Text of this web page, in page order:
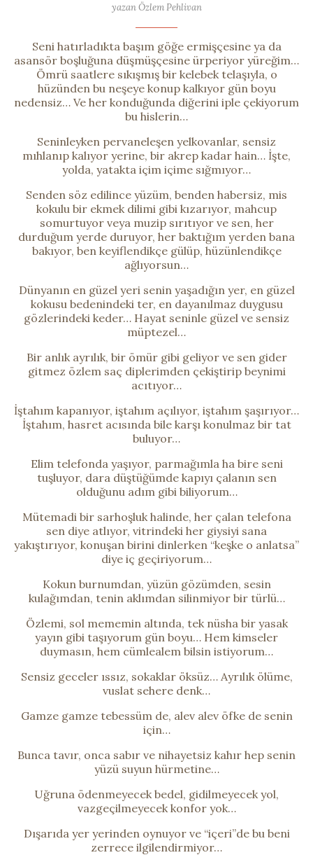
yazan Özlem Pehlivan
Seni hatırladıkta başım göğe ermişçesine ya da
asansör boşluğuna düşmüşçesine ürperiyor yüreğim…
Ömrü saatlere sıkışmış bir kelebek telaşıyla, o
hüzünden bu neşeye konup kalkıyor gün boyu
nedensiz… Ve her konduğunda diğerini iple çekiyorum
bu hislerin…
Seninleyken pervaneleşen yelkovanlar, sensiz
mıhlanıp kalıyor yerine, bir akrep kadar hain… İşte,
yolda, yatakta içim içime sığmıyor…
Senden söz edilince yüzüm, benden habersiz, mis
kokulu bir ekmek dilimi gibi kızarıyor, mahcup
somurtuyor veya muzip sırıtıyor ve sen, her
durduğum yerde duruyor, her baktığım yerden bana
bakıyor, ben keyiflendikçe gülüp, hüzünlendikçe
ağlıyorsun…
Dünyanın en güzel yeri senin yaşadığın yer, en güzel
kokusu bedenindeki ter, en dayanılmaz duygusu
gözlerindeki keder… Hayat seninle güzel ve sensiz
müptezel…
Bir anlık ayrılık, bir ömür gibi geliyor ve sen gider
gitmez özlem saç diplerimden çekiştirip beynimi
acıtıyor…
İştahım kapanıyor, iştahım açılıyor, iştahım şaşırıyor…
İştahım, hasret acısında bile karşı konulmaz bir tat
buluyor…
Elim telefonda yaşıyor, parmağımla ha bire seni
tuşluyor, dara düştüğümde kapıyı çalanın sen
olduğunu adım gibi biliyorum…
Mütemadi bir sarhoşluk halinde, her çalan telefona
sen diye atlıyor, vitrindeki her giysiyi sana
yakıştırıyor, konuşan birini dinlerken “keşke o anlatsa”
diye iç geçiriyorum…
Kokun burnumdan, yüzün gözümden, sesin
kulağımdan, tenin aklımdan silinmiyor bir türlü…
Özlemi, sol mememin altında, tek nüsha bir yasak
yayın gibi taşıyorum gün boyu… Hem kimseler
duymasın, hem cümlealem bilsin istiyorum…
Sensiz geceler ıssız, sokaklar öksüz… Ayrılık ölüme,
vuslat sehere denk…
Gamze gamze tebessüm de, alev alev öfke de senin
için…
Bunca tavır, onca sabır ve nihayetsiz kahır hep senin
yüzü suyun hürmetine…
Uğruna ödenmeyecek bedel, gidilmeyecek yol,
vazgeçilmeyecek konfor yok…
Dışarıda yer yerinden oynuyor ve “içeri”de bu beni
zerrece ilgilendirmiyor…